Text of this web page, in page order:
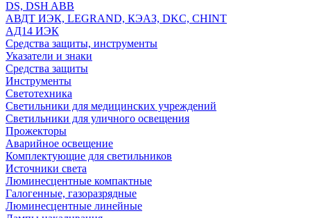
DS, DSH ABB
АВДТ ИЭК, LEGRAND, КЭАЗ, DKC, CHINT
АД14 ИЭК
Средства защиты, инструменты
Указатели и знаки
Средства защиты
Инструменты
Светотехника
Светильники для медицинских учреждений
Светильники для уличного освещения
Прожекторы
Аварийное освещение
Комплектующие для светильников
Источники света
Люминесцентные компактные
Галогенные, газоразрядные
Люминесцентные линейные